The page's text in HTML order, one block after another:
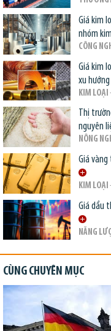
Giá kim
nhóm
CÔNG
Giá kim
xu hướng
KIM LOẠI
Thị
nguyên
NÔNG
Giá vàng
KIM LOẠI
Giá dầu
NĂNG
CÙNG CHUYÊN MỤC